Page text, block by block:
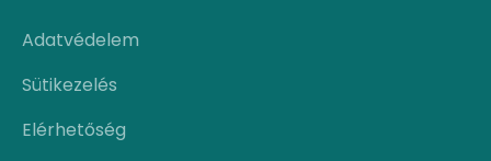
Adatvédelem
Sütikezelés
Elérhetőség